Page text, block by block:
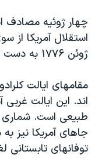
چهار ژوئیه مصادف
استقلال آمریکا از
ژوئن ۱۷۷۶ به دست تامس جفرسن نوشته شد.
مقامهای ایالت
اند. این ایالت
طبیعی است. شماری
جاهای آمریکا نیز
توفانهای